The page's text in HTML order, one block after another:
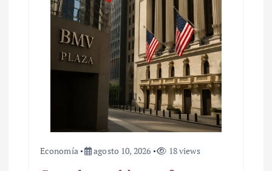
Economía agosto 10, 2026 18 views